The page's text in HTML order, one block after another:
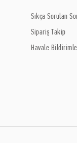
Sıkça Sorulan
Sipariş Takip
Havale